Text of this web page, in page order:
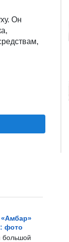
Он
фото
большой